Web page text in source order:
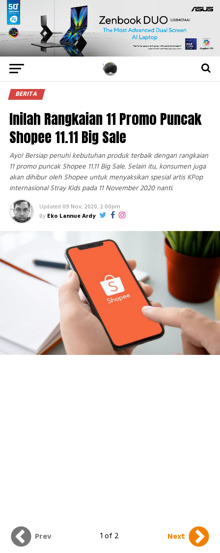
BERITA
Inilah Rangkaian 11 Promo Puncak
Shopee 11.11 Big Sale
Ayo! Bersiap penuhi kebutuhan produk terbaik dengan rangkaian
11 promo puncak Shopee 11.11 Big Sale. Selain itu, konsumen juga
akan dihibur oleh Shopee untuk menyaksikan spesial artis KPop
internasional Stray Kids pada 11 November 2020 nanti.
Updated 09 Nov, 2020, 2:00pm
By Eko Lannue Ardy
Prev 1 of 2 Next